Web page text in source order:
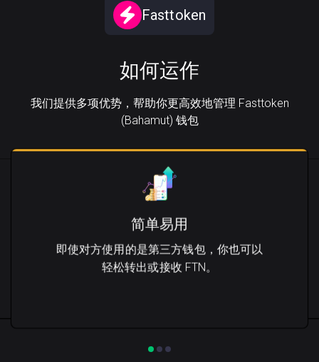
Fasttoken
如何运作
我们提供多项优势，帮助你更高效地管理 Fasttoken
(Bahamut) 钱包
简单易用
即使对方使用的是第三方钱包，你也可以
轻松转出或接收 FTN。